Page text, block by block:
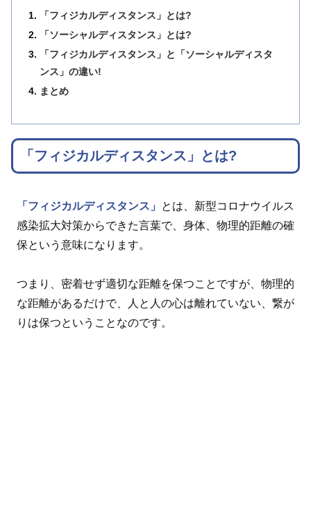
「フィジカルディスタンス」とは?
「ソーシャルディスタンス」とは?
「フィジカルディスタンス」と「ソーシャルディスタ
ンス」の違い!
まとめ
「フィジカルディスタンス」とは?
「フィジカルディスタンス」
とは、新型コロナウイルス
感染拡大対策からできた言葉で、身体、物理的距離の確
保という意味になります。
つまり、密着せず適切な距離を保つことですが、物理的
な距離があるだけで、人と人の心は離れていない、繋が
りは保つということなのです。